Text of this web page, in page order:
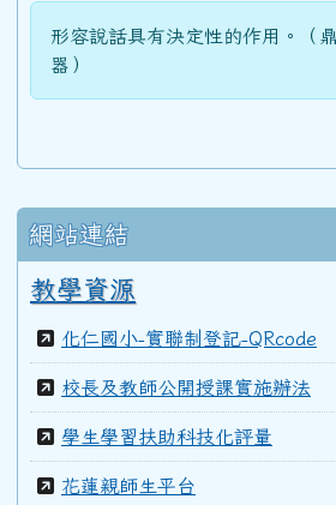
100學年度(101年6月)第41
99學年度(100年6月)第40
形容說話具有決定性的作用。（
器）
網站連結
教學資源
化仁國小-實聯制登記-QRcode
校長及教師公開授課實施辦法
學生學習扶助科技化評量
花蓮親師生平台